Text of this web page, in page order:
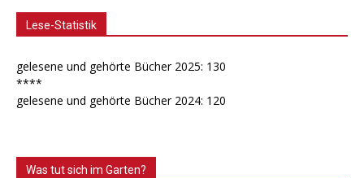
Lese-Statistik
gelesene und gehörte Bücher 2025: 130
****
gelesene und gehörte Bücher 2024: 120
Was tut sich im Garten?